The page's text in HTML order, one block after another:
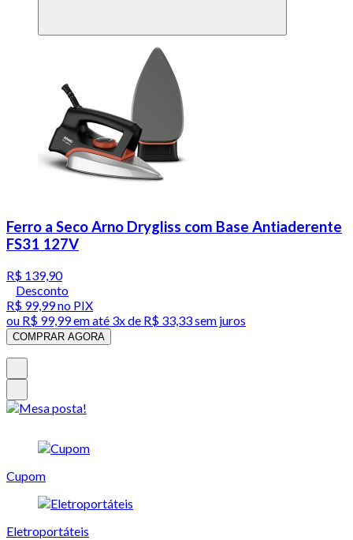
Ferro a Seco Arno Drygliss com Base Antiaderente
FS31 127V
R$ 139,90
Desconto
R$ 99,99no PIX
ou R$ 99,99em até 3x de R$ 33,33 sem juros
COMPRAR AGORA
Cupom
Eletroportáteis